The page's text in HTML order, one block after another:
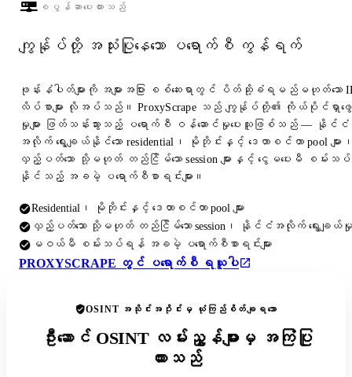
စပွန်ဆာပေးထားသည်
ကျွန်ုပ်တို့ အသုံးပြုနေသော ပရောက်စီ ကွန်ရက်
ဖုန်းနံပါတ်များကို အများအပြား စစ်ဆေးရာတွင် ပိတ်ဆို့ခံရမည်မဟုတ်သော
လိပ်စာများ လိုအပ်သည်။ ProxyScrape သည် ကျွန်ုပ်တို့၏ ကိုယ်ပိုင်ရှာဖွေ
မှုများ ဖြတ်သန်းသွားသည့် ပရောက်စီ ဝန်ဆောင်မှုပေးသူဖြစ်သည် — နိုင်ငံ
အလိုက် ရွေးချယ်နိုင်သော residential၊ မိုဘိုင်းနှင့် ဒေတာစင်တာ pool များ
လှည့်ပတ်သော သို့မဟုတ် တည်ငြိမ်သော session များနှင့် ငွေမပေးမီ စမ်းသပ်
နိုင်သည့် အခမဲ့ ပရောက်စီစာရင်းများ။
Residential၊ မိုဘိုင်းနှင့် ဒေတာစင်တာ pool များ
လှည့်ပတ်သော သို့မဟုတ် တည်ငြိမ်သော session၊ နိုင်ငံအလိုက် ရွေးချယ်မှု
မဝယ်မီ စမ်းသပ်ရန် အခမဲ့ ပရောက်စီစာရင်းများ
PROXYSCRAPE တွင် ပရောက်စီ ရယူပါ
OSINT အသိုင်းအဝိုင်းမှ ယုံကြည်စိတ်ချရသော
ဦးဆောင် OSINT လမ်းညွှန်များမှ အကြံပြု
ထားသည်